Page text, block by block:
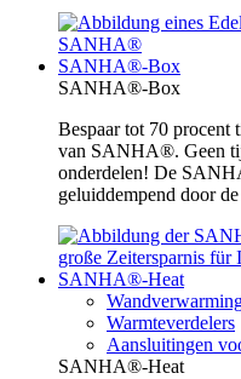
SANHA®-Box
SANHA®-Box
Bespaar tot 70 procent
van SANHA®. Geen
onderdelen! De
geluiddempend door
SANHA®-Heat
Warmteverdelers
Aansluitingen
SANHA®-Heat